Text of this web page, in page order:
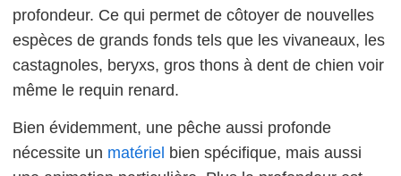
profondeur. Ce qui permet de côtoyer de nouvelles
espèces de grands fonds tels que les vivaneaux, les
castagnoles, beryxs, gros thons à dent de chien voir
même le requin renard.
Bien évidemment, une pêche aussi profonde
nécessite un matériel bien spécifique, mais aussi